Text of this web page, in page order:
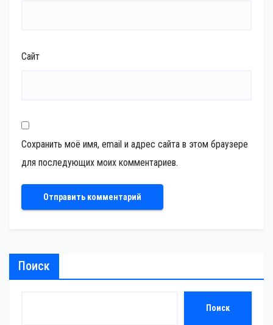
Сайт
Сохранить моё имя, email и адрес сайта в этом браузере
для последующих моих комментариев.
Поиск
Поиск